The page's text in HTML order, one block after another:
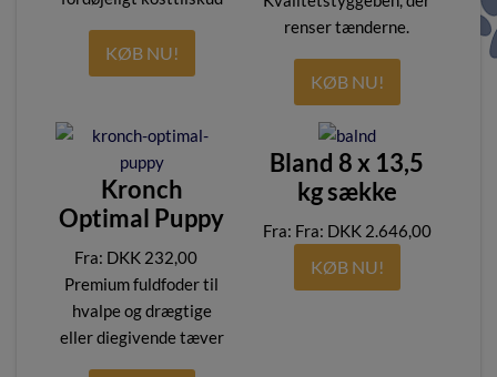
KØB NU!
renser tænderne.
KØB NU!
Kronch
Optimal Puppy
DKK232,00–
Premium fuldfoder til
hvalpe og drægtige
eller diegivende tæver
Bland 8 x 13,5
kg sække
Fra: DKK2.646,00
KØB NU!